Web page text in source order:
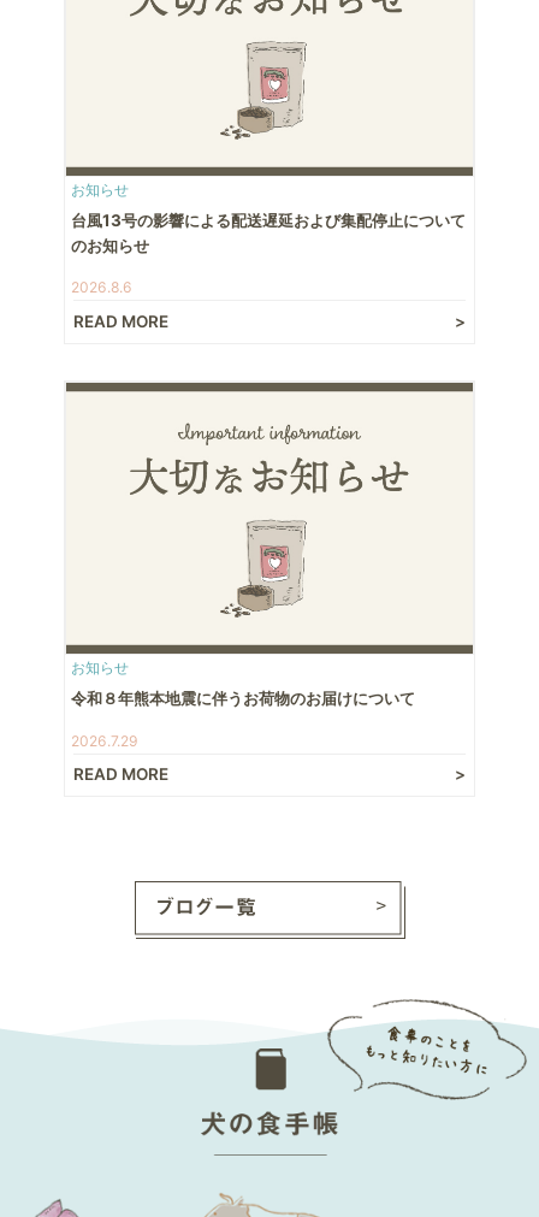
お知らせ
台風13号の影響による配送遅延および集配停止について
のお知らせ
2026.8.6
READ MORE
お知らせ
令和８年熊本地震に伴うお荷物のお届けについて
2026.7.29
READ MORE